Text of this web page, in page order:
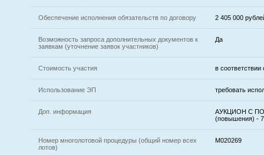
Обеспечение исполнения обязательств по договору 2 405 000
Возможность запроса дополнительных документов к
заявкам (уточнение заявок участников)
Да
Стоимость участия в
Использование ЭП требовать
Доп. информация
АУКЦИОН С
(повышения) -
Номер многолотовой процедуры (общий номер всех
лотов)
M020269